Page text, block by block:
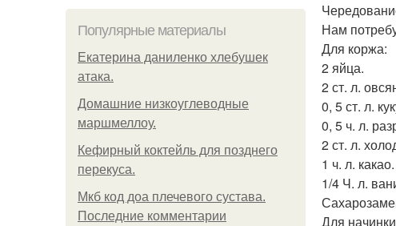
Популярные материалы
Екатерина даниленко хлебушек
атака.
Домашние низкоуглеводные
маршмеллоу.
Кефирный коктейль для позднего
перекуса.
Мкб код доа плечевого сустава.
Последние комментарии
Нам
Для коржа:
2 яйца.
2 ст. л.
0, 5 ст. л.
0, 5 ч. л.
2 ст. л.
1 ч. л. какао.
1/4 Ч. л.
Для